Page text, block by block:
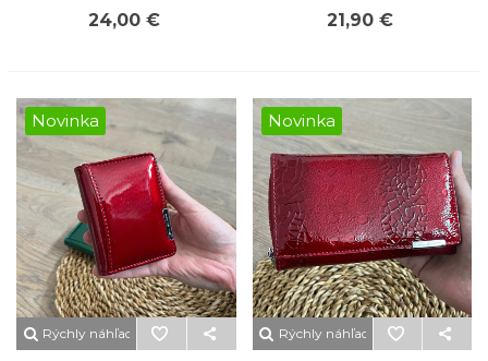
24,00 € 21,90 €
Novinka
Rýchly náhľad
Novinka
Rýchly náhľad